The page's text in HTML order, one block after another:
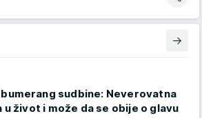
sudbine: Neverovatna
život i može da se obije o glavu